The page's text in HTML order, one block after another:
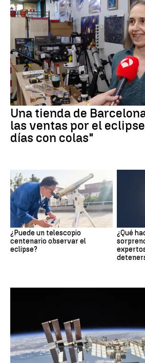
Una tienda de
las ventas por el
días con colas"
¿Puede un telescopio
centenario observar el
eclipse?
¿Qué